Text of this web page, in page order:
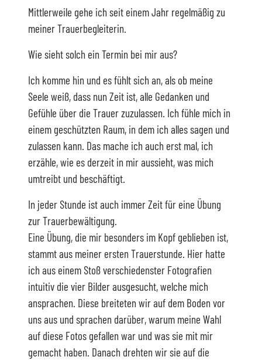
Mittlerweile gehe ich seit einem Jahr regelmäßig zu
meiner Trauerbegleiterin.
Wie sieht solch ein Termin bei mir aus?
Ich komme hin und es fühlt sich an, als ob meine
Seele weiß, dass nun Zeit ist, alle Gedanken und
Gefühle über die Trauer zuzulassen. Ich fühle mich in
einem geschützten Raum, in dem ich alles sagen und
zulassen kann. Das mache ich auch erst mal, ich
erzähle, wie es derzeit in mir aussieht, was mich
umtreibt und beschäftigt.
In jeder Stunde ist auch immer Zeit für eine Übung
zur Trauerbewältigung.
Eine Übung, die mir besonders im Kopf geblieben ist,
stammt aus meiner ersten Trauerstunde. Hier hatte
ich aus einem Stoß verschiedenster Fotografien
intuitiv die vier Bilder ausgesucht, welche mich
ansprachen. Diese breiteten wir auf dem Boden vor
uns aus und sprachen darüber, warum meine Wahl
auf diese Fotos gefallen war und was sie mit mir
gemacht haben. Danach drehten wir sie auf die